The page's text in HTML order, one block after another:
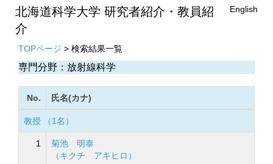
北海道科学大学 研究者紹介・教員紹
介
English
TOPページ > 検索結果一覧
専門分野：放射線科学
No. 氏名(カナ)
教授 （1名）
1
菊池 明泰
（キクチ アキヒロ）